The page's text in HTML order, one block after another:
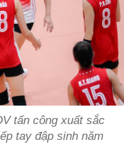
tấn công xuất sắc
tay đập sinh năm